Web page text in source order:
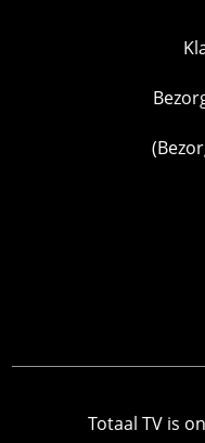
Totaal TV is